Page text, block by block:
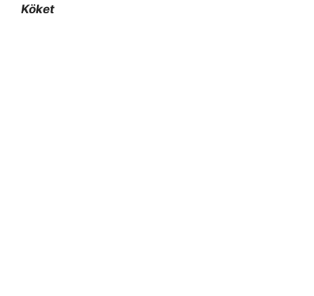
Köket